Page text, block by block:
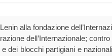
alla fondazione
dell’Internazionale;
dei blocchi partigiani e